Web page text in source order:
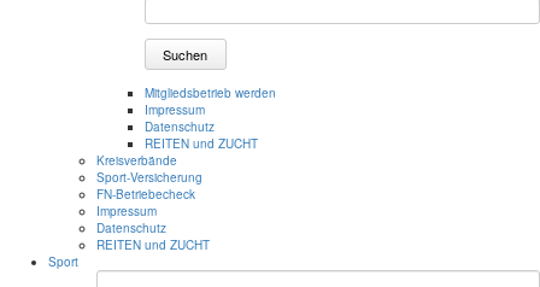
Suchen
Mitgliedsbetrieb werden
Impressum
Datenschutz
REITEN und ZUCHT
Kreisverbände
Sport-Versicherung
FN-Betriebecheck
Impressum
Datenschutz
REITEN und ZUCHT
Sport